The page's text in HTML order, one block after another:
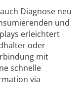
Diagnose neu
und
erleichtert
oder
mit
schnelle
via